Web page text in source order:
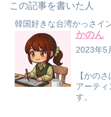
この記事を書いた人
韓国好きな台湾かっさイ
かのん
2023年5
【かの
アーティ
す。